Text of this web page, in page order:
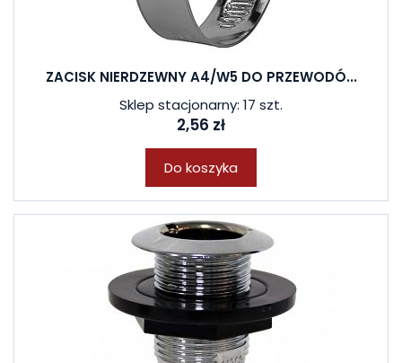
ZACISK NIERDZEWNY A4/W5 DO PRZEWODÓ...
Sklep stacjonarny: 17 szt.
2,56 zł
Do koszyka